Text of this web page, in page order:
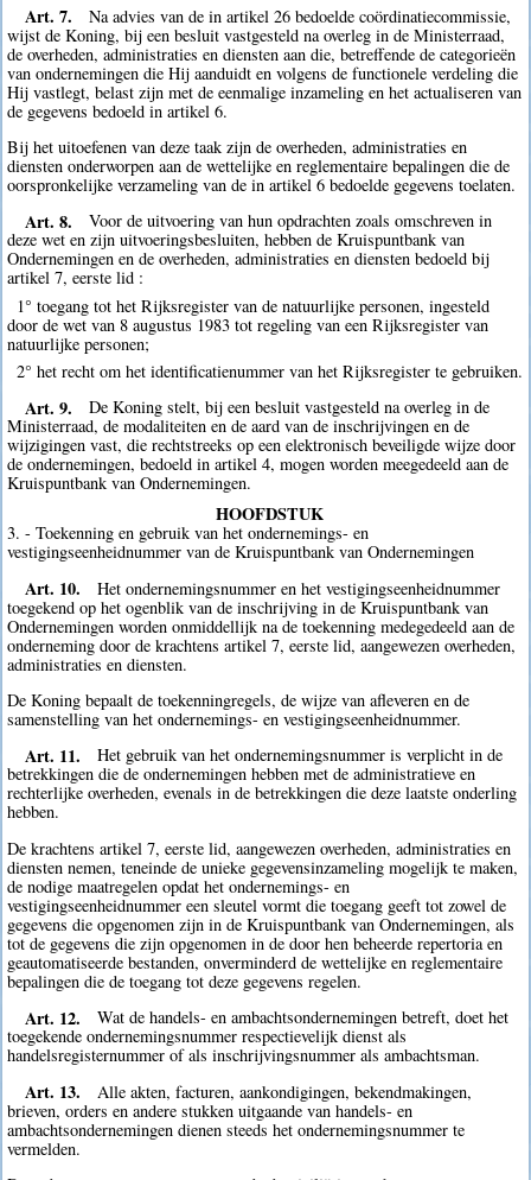
Art. 7.
Na advies van de in artikel 26 bedoelde coördinatiecommissie,
wijst de Koning, bij een besluit vastgesteld na overleg in de Ministerraad,
de overheden, administraties en diensten aan die, betreffende de categorieën
van ondernemingen die Hij aanduidt en volgens de functionele verdeling die
Hij vastlegt, belast zijn met de eenmalige inzameling en het actualiseren van
de gegevens bedoeld in artikel 6.
Bij het uitoefenen van deze taak zijn de overheden, administraties en
diensten onderworpen aan de wettelijke en reglementaire bepalingen die de
oorspronkelijke verzameling van de in artikel 6 bedoelde gegevens toelaten.
Art. 8.
Voor de uitvoering van hun opdrachten zoals omschreven in
deze wet en zijn uitvoeringsbesluiten, hebben de Kruispuntbank van
Ondernemingen en de overheden, administraties en diensten bedoeld bij
artikel 7, eerste lid :
1° toegang tot het Rijksregister van de natuurlijke personen, ingesteld
door de wet van 8 augustus 1983 tot regeling van een Rijksregister van
natuurlijke personen;
2° het recht om het identificatienummer van het Rijksregister te gebruiken.
Art. 9.
De Koning stelt, bij een besluit vastgesteld na overleg in de
Ministerraad, de modaliteiten en de aard van de inschrijvingen en de
wijzigingen vast, die rechtstreeks op een elektronisch beveiligde wijze door
de ondernemingen, bedoeld in artikel 4, mogen worden meegedeeld aan de
Kruispuntbank van Ondernemingen.
HOOFDSTUK
3. - Toekenning en gebruik van het ondernemings- en
vestigingseenheidnummer van de Kruispuntbank van Ondernemingen
Art. 10.
Het ondernemingsnummer en het vestigingseenheidnummer
toegekend op het ogenblik van de inschrijving in de Kruispuntbank van
Ondernemingen worden onmiddellijk na de toekenning medegedeeld aan de
onderneming door de krachtens artikel 7, eerste lid, aangewezen overheden,
administraties en diensten.
De Koning bepaalt de toekenningregels, de wijze van afleveren en de
samenstelling van het ondernemings- en vestigingseenheidnummer.
Art. 11.
Het gebruik van het ondernemingsnummer is verplicht in de
betrekkingen die de ondernemingen hebben met de administratieve en
rechterlijke overheden, evenals in de betrekkingen die deze laatste onderling
hebben.
De krachtens artikel 7, eerste lid, aangewezen overheden, administraties en
diensten nemen, teneinde de unieke gegevensinzameling mogelijk te maken,
de nodige maatregelen opdat het ondernemings- en
vestigingseenheidnummer een sleutel vormt die toegang geeft tot zowel de
gegevens die opgenomen zijn in de Kruispuntbank van Ondernemingen, als
tot de gegevens die zijn opgenomen in de door hen beheerde repertoria en
geautomatiseerde bestanden, onverminderd de wettelijke en reglementaire
bepalingen die de toegang tot deze gegevens regelen.
Art. 12.
Wat de handels- en ambachtsondernemingen betreft, doet het
toegekende ondernemingsnummer respectievelijk dienst als
handelsregisternummer of als inschrijvingsnummer als ambachtsman.
Art. 13.
Alle akten, facturen, aankondigingen, bekendmakingen,
brieven, orders en andere stukken uitgaande van handels- en
ambachtsondernemingen dienen steeds het ondernemingsnummer te
vermelden.